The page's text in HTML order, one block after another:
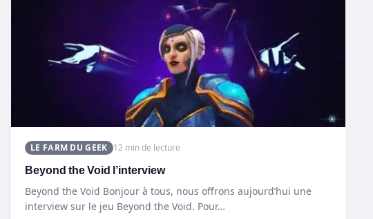
LE FARM DU GEEK 12 min de lecture
Beyond the Void l’interview
Beyond the Void Bonjour à tous, nous offrons aujourd’hui une
interview sur le jeu Beyond the Void. Pour…